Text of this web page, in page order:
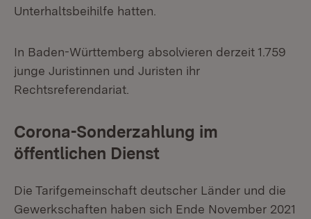
Unterhaltsbeihilfe hatten.
In Baden-Württemberg absolvieren derzeit 1.759
junge Juristinnen und Juristen ihr
Rechtsreferendariat.
Corona-Sonderzahlung im
öffentlichen Dienst
Die Tarifgemeinschaft deutscher Länder und die
Gewerkschaften haben sich Ende November 2021